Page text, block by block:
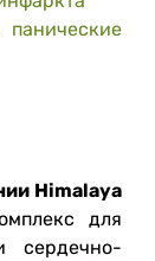
Himalaya
для
сердечно-